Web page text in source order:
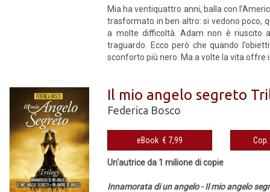
Mia ha ventiquattro anni, balla con
trasformato in ben altro: si vedono poco,
a molte difficoltà. Adam non è riuscito
traguardo. Ecco però che quando
sconforto più nero. Ma a volte la vita offre
Il mio angelo segreto
Federica Bosco
eBook € 7,99
Un'autrice da 1 milione di copie
Innamorata di un angelo - Il mio angelo